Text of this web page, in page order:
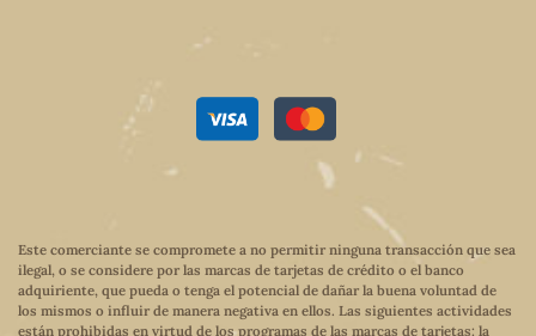
Este comerciante se compromete a no permitir ninguna transacción que sea
ilegal, o se considere por las marcas de tarjetas de crédito o el banco
adquiriente, que pueda o tenga el potencial de dañar la buena voluntad de
los mismos o influir de manera negativa en ellos. Las siguientes actividades
están prohibidas en virtud de los programas de las marcas de tarjetas: la